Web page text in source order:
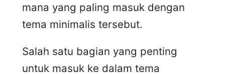
mana yang paling masuk dengan
tema minimalis tersebut.
Salah satu bagian yang penting
untuk masuk ke dalam tema